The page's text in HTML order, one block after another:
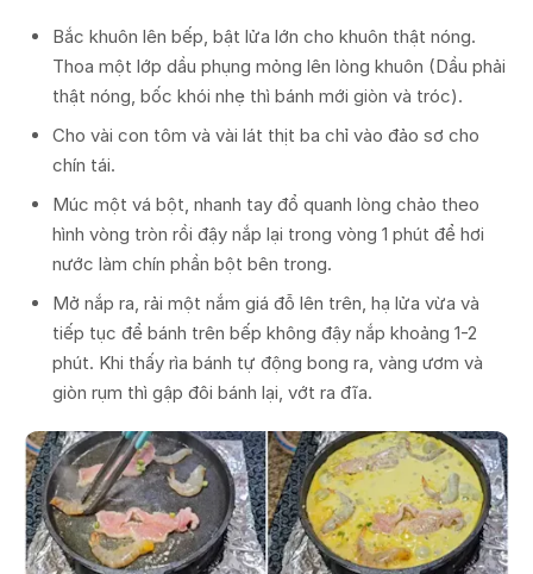
Bắc khuôn lên bếp, bật lửa lớn cho khuôn thật nóng.
Thoa một lớp dầu phụng mỏng lên lòng khuôn (Dầu phải
thật nóng, bốc khói nhẹ thì bánh mới giòn và tróc).
Cho vài con tôm và vài lát thịt ba chỉ vào đảo sơ cho
chín tái.
Múc một vá bột, nhanh tay đổ quanh lòng chảo theo
hình vòng tròn rồi đậy nắp lại trong vòng 1 phút để hơi
nước làm chín phần bột bên trong.
Mở nắp ra, rải một nắm giá đỗ lên trên, hạ lửa vừa và
tiếp tục để bánh trên bếp không đậy nắp khoảng 1-2
phút. Khi thấy rìa bánh tự động bong ra, vàng ươm và
giòn rụm thì gập đôi bánh lại, vớt ra đĩa.